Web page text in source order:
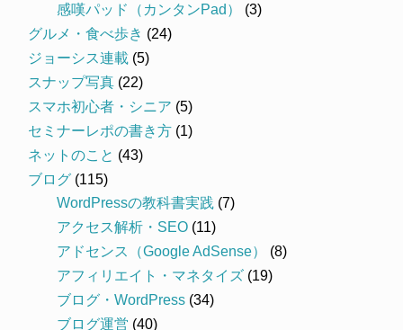
感嘆パッド（カンタンPad）
(3)
グルメ・食べ歩き (24)
ジョーシス連載 (5)
スナップ写真 (22)
スマホ初心者・シニア (5)
セミナーレポの書き方 (1)
ネットのこと (43)
ブログ (115)
WordPressの教科書実践 (7)
アクセス解析・SEO (11)
アドセンス（Google AdSense）
(8)
アフィリエイト・マネタイズ (19)
ブログ・WordPress (34)
ブログ運営 (40)